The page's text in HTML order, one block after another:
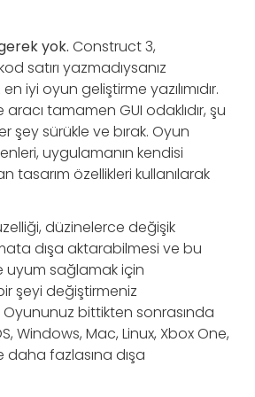
yok. Construct 3,
satırı yazmadıysanız
iyi oyun geliştirme yazılımıdır.
tamamen GUI odaklıdır, şu
şey sürükle ve bırak. Oyun
uygulamanın kendisi
tasarım özellikleri kullanılarak
düzinelerce değişik
dışa aktarabilmesi ve bu
uyum sağlamak için
şeyi değiştirmeniz
bittikten sonrasında
Windows, Mac, Linux, Xbox One,
fazlasına dışa